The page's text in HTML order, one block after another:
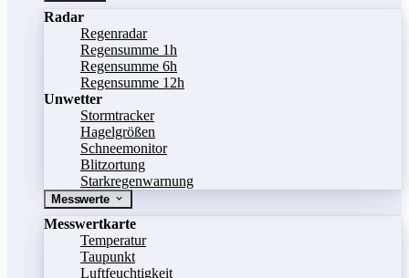
Radar
Regenradar
Regensumme 1h
Regensumme 6h
Regensumme 12h
Unwetter
Stormtracker
Hagelgrößen
Schneemonitor
Blitzortung
Starkregenwarnung
Messwerte
Messwertkarte
Temperatur
Taupunkt
Luftfeuchtigkeit